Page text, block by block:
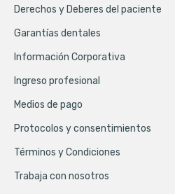
Derechos y Deberes del paciente
Garantías dentales
Información Corporativa
Ingreso profesional
Medios de pago
Protocolos y consentimientos
Términos y Condiciones
Trabaja con nosotros